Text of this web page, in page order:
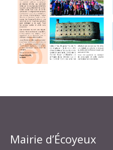
Mairie d’Écoyeux